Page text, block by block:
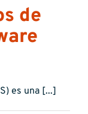
de
es una [...]